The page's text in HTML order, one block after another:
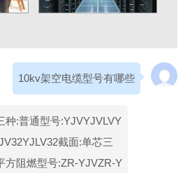
10kv架空电缆型号有哪些
种:普通型号:YJVYJVLVY
截面:单芯三
方阻燃型号:ZR-YJVZR-Y